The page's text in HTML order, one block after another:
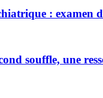
: examen
souffle, une